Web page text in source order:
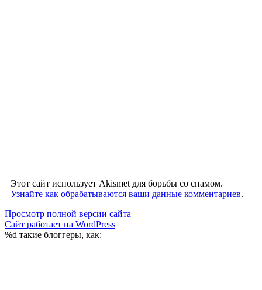
Этот сайт использует Akismet для борьбы со спамом.
Узнайте как обрабатываются ваши данные комментариев.
Просмотр полной версии сайта
Сайт работает на WordPress
%d такие блоггеры, как: